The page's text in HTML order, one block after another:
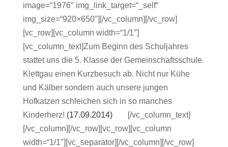
image=“1976″ img_link_target=“_self“
img_size=“920×650″][/vc_column][/vc_row]
[vc_row][vc_column width=“1/1″]
[vc_column_text]Zum Beginn des Schuljahres
stattet uns die 5. Klasse der Gemeinschaftsschule
Klettgau einen Kurzbesuch ab. Nicht nur Kühe
und Kälber sondern auch unsere jungen
Hofkatzen schleichen sich in so manches
Kinderherz! (17.09.2014)asdj
[/vc_column_text]
[/vc_column][/vc_row][vc_row][vc_column
width=“1/1″][vc_separator][/vc_column][/vc_row]